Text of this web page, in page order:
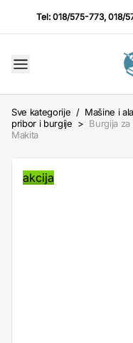
Tel:018/575-773,018/
Sve kategorije / Mašine i
pribor i burgije > Burgija za
Makita
akcija